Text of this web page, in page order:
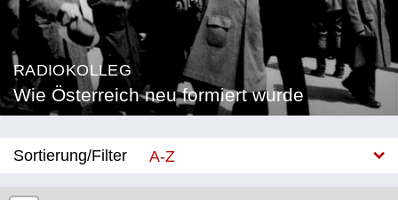
RADIOKOLLEG
Wie Österreich neu formiert wurde
Sortierung/Filter
A-Z